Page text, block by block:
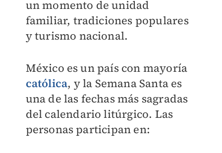
un momento de unidad
familiar, tradiciones populares
y turismo nacional.
México es un país con mayoría
católica, y la Semana Santa es
una de las fechas más sagradas
del calendario litúrgico. Las
personas participan en: